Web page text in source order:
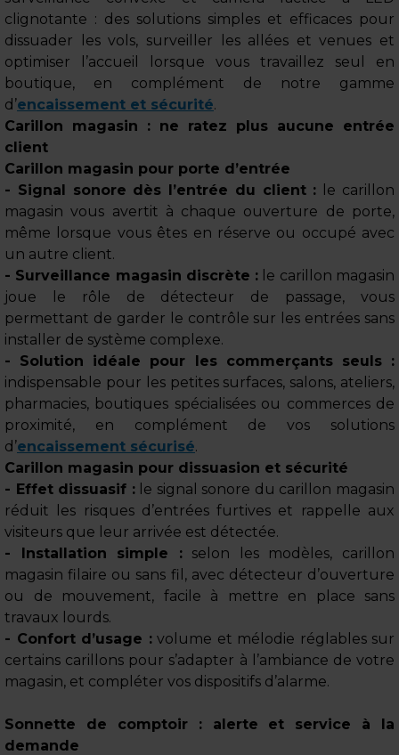
clignotante : des solutions simples et efficaces pour
dissuader les vols, surveiller les allées et venues et
optimiser l’accueil lorsque vous travaillez seul en
boutique, en complément de notre gamme
d’encaissement et sécurité.
Carillon magasin : ne ratez plus aucune entrée
client
Carillon magasin pour porte d’entrée
- Signal sonore dès l’entrée du client : le carillon
magasin vous avertit à chaque ouverture de porte,
même lorsque vous êtes en réserve ou occupé avec
un autre client.
- Surveillance magasin discrète : le carillon magasin
joue le rôle de détecteur de passage, vous
permettant de garder le contrôle sur les entrées sans
installer de système complexe.
- Solution idéale pour les commerçants seuls :
indispensable pour les petites surfaces, salons, ateliers,
pharmacies, boutiques spécialisées ou commerces de
proximité, en complément de vos solutions
d’encaissement sécurisé.
Carillon magasin pour dissuasion et sécurité
- Effet dissuasif :le signal sonore du carillon magasin
réduit les risques d’entrées furtives et rappelle aux
visiteurs que leur arrivée est détectée.
- Installation simple :selon les modèles, carillon
magasin filaire ou sans fil, avec détecteur d’ouverture
ou de mouvement, facile à mettre en place sans
travaux lourds.
- Confort d’usage :volume et mélodie réglables sur
certains carillons pour s’adapter à l’ambiance de votre
magasin, et compléter vos dispositifs d’alarme.
Sonnette de comptoir : alerte et service à la
demande